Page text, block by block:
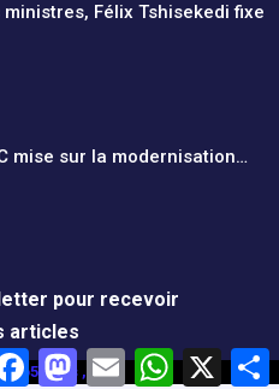
Félix Tshisekedi fixe
mise sur la modernisation…
pour recevoir
articles
, 2025
F
a
M
a
E
m
W
X